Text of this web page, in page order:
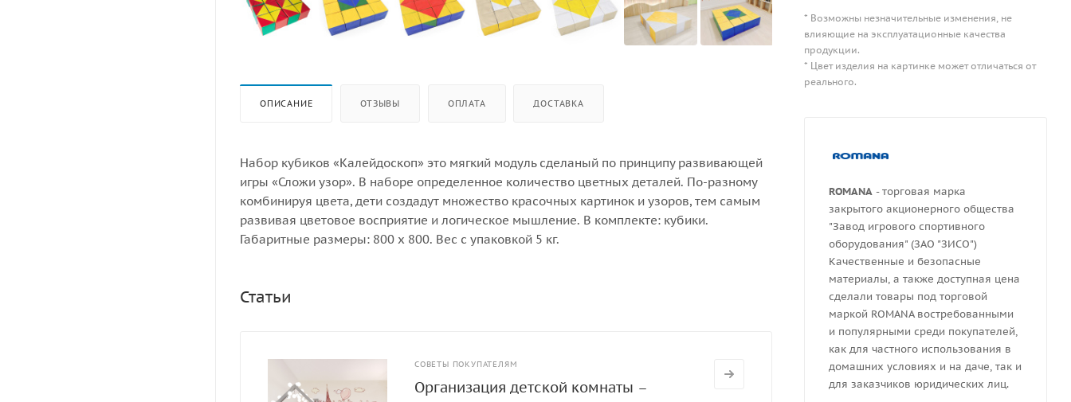
ОПИСАНИЕ ОТЗЫВЫ ОПЛАТА ДОСТАВКА
Набор кубиков «Калейдоскоп» это мягкий модуль сделаный по принципу развивающей
игры «Сложи узор». В наборе определенное количество цветных деталей. По-разному
комбинируя цвета, дети создадут множество красочных картинок и узоров, тем самым
развивая цветовое восприятие и логическое мышление. В комплекте: кубики.
Габаритные размеры: 800 х 800. Вес с упаковкой 5 кг.
Статьи
СОВЕТЫ ПОКУПАТЕЛЯМ
Организация детской комнаты –
* Возможны незначительные изменения, не
влияющие на эксплуатационные качества
продукции.
* Цвет изделия на картинке может отличаться от
реального.
ROMANA - торговая марка
закрытого акционерного общества
"Завод игрового спортивного
оборудования" (ЗАО "ЗИСО")
Качественные и безопасные
материалы, а также доступная цена
сделали товары под торговой
маркой ROMANA востребованными
и популярными среди покупателей,
как для частного использования в
домашних условиях и на даче, так и
для заказчиков юридических лиц.